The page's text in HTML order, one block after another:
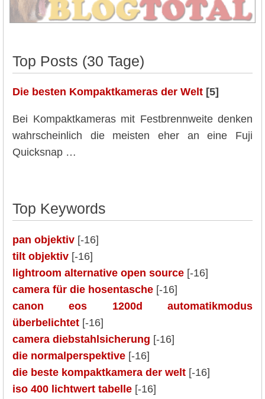
Top Posts (30 Tage)
Die besten Kompaktkameras der Welt [5]
Bei Kompaktkameras mit Festbrennweite denken
wahrscheinlich die meisten eher an eine Fuji
Quicksnap …
Top Keywords
pan objektiv [-16]
tilt objektiv [-16]
lightroom alternative open source [-16]
camera für die hosentasche [-16]
canon eos 1200d automatikmodus
überbelichtet [-16]
camera diebstahlsicherung [-16]
die normalperspektive [-16]
die beste kompaktkamera der welt [-16]
iso 400 lichtwert tabelle [-16]